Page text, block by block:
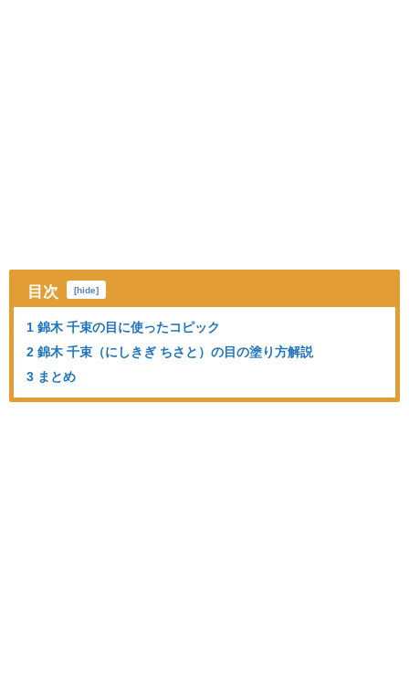
目次 [hide]
1 錦木 千束の目に使ったコピック
2 錦木 千束（にしきぎ ちさと）の目の塗り方解説
3 まとめ